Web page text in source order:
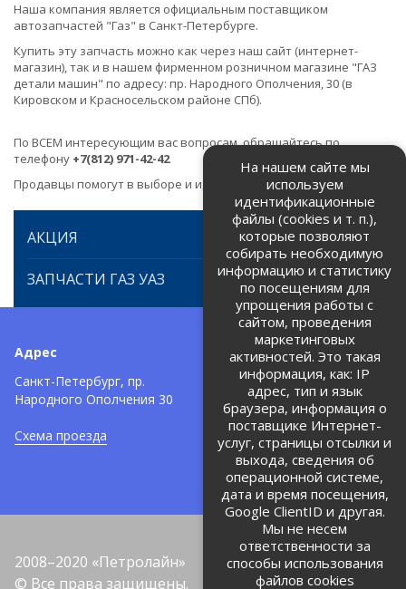
Наша компания является официальным поставщиком
автозапчастей "Газ" в Санкт-Петербурге.
Купить эту запчасть можно как через наш сайт (интернет-
магазин), так и в нашем фирменном розничном магазине "ГАЗ
детали машин" по адресу: пр. Народного Ополчения, 30 (в
Кировском и Красносельском районе СПб).
По ВСЕМ интересующим вас вопросам, обращайтесь по
телефону +7(812) 971-42-42
Продавцы помогут в выборе и идентификации товара.
АКЦИЯ
ЗАПЧАСТИ ГАЗ УАЗ
Адрес
Санкт-Петербург, пр.
Народного Ополчения 30
Схема проезда
Телефоны:
+7 (812) 971-42-42
Политика об обработке и
защите персональных данных
Соглашение на обработку
персональных данных
2008–2020 «Петролайн»
© Все права защищены.
На нашем сайте мы
используем
идентификационные
файлы (cookies и т. п.),
которые позволяют
собирать необходимую
информацию и статистику
по посещениям для
упрощения работы с
сайтом, проведения
маркетинговых
активностей. Это такая
информация, как: IP
адрес, тип и язык
браузера, информация о
поставщике Интернет-
услуг, страницы отсылки и
выхода, сведения об
операционной системе,
дата и время посещения,
Google ClientID и другая.
Мы не несем
ответственности за
способы использования
файлов cookies